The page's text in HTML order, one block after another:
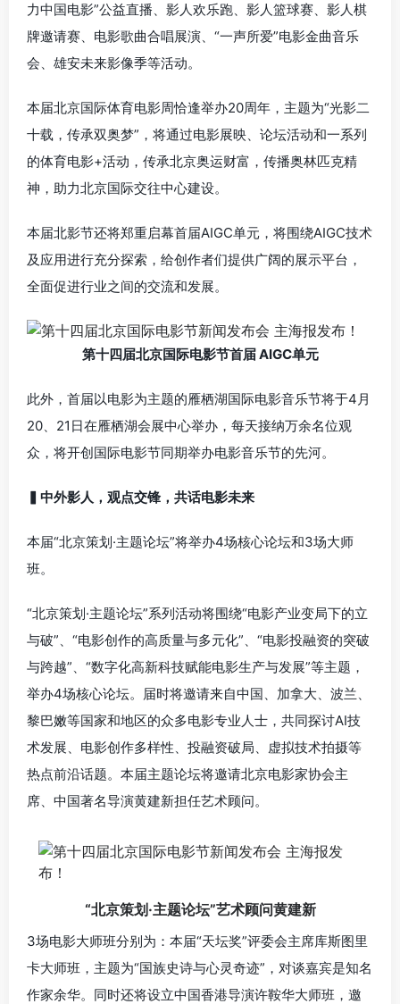
力中国电影”公益直播、影人欢乐跑、影人篮球赛、影人棋
牌邀请赛、电影歌曲合唱展演、“一声所爱”电影金曲音乐
会、雄安未来影像季等活动。
本届北京国际体育电影周恰逢举办20周年，主题为“光影二
十载，传承双奥梦”，将通过电影展映、论坛活动和一系列
的体育电影+活动，传承北京奥运财富，传播奥林匹克精
神，助力北京国际交往中心建设。
本届北影节还将郑重启幕首届AIGC单元，将围绕AIGC技术
及应用进行充分探索，给创作者们提供广阔的展示平台，
全面促进行业之间的交流和发展。
第十四届北京国际电影节首届 AIGC单元
此外，首届以电影为主题的雁栖湖国际电影音乐节将于4月
20、21日在雁栖湖会展中心举办，每天接纳万余名位观
众，将开创国际电影节同期举办电影音乐节的先河。
▍中外影人，观点交锋，共话电影未来
本届“北京策划·主题论坛”将举办4场核心论坛和3场大师
班。
“北京策划·主题论坛”系列活动将围绕“电影产业变局下的立
与破”、“电影创作的高质量与多元化”、“电影投融资的突破
与跨越”、“数字化高新科技赋能电影生产与发展”等主题，
举办4场核心论坛。届时将邀请来自中国、加拿大、波兰、
黎巴嫩等国家和地区的众多电影专业人士，共同探讨AI技
术发展、电影创作多样性、投融资破局、虚拟技术拍摄等
热点前沿话题。本届主题论坛将邀请北京电影家协会主
席、中国著名导演黄建新担任艺术顾问。
“北京策划·主题论坛”艺术顾问黄建新
3场电影大师班分别为：本届“天坛奖”评委会主席库斯图里
卡大师班，主题为“国族史诗与心灵奇迹”，对谈嘉宾是知名
作家余华。同时还将设立中国香港导演许鞍华大师班，邀